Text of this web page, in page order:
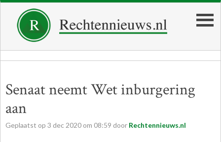
Senaat neemt Wet inburgering
aan
Geplaatst op 3 dec 2020 om 08:59 door Rechtennieuws.nl